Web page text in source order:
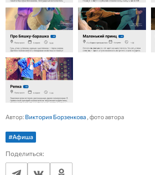
Автор: Виктория Борзенкова, фото автора
#Афиша
Поделиться: